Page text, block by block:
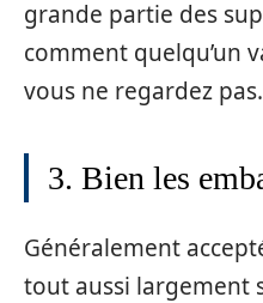
grande partie des
comment quelqu’un
vous ne regardez pas.
3. Bien les
Généralement
tout aussi largement